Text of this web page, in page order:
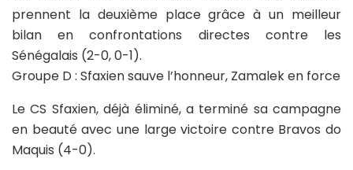
prennent la deuxième place grâce à un meilleur
bilan en confrontations directes contre les
Sénégalais (2-0, 0-1).
Groupe D : Sfaxien sauve l’honneur, Zamalek en force
Le CS Sfaxien, déjà éliminé, a terminé sa campagne
en beauté avec une large victoire contre Bravos do
Maquis (4-0).